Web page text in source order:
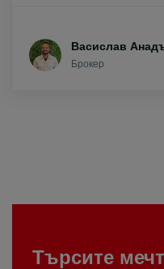
Васислав
Брокер
Търсите